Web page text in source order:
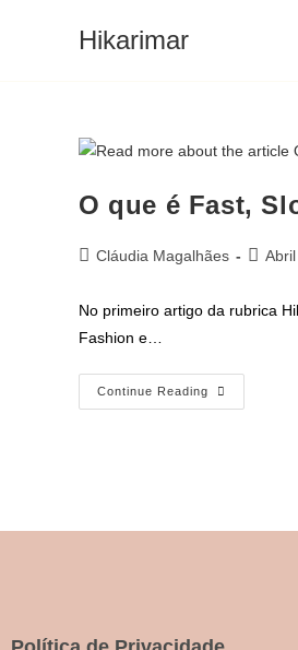
Hikarimar
O que é Fast,
Cláudia Magalhães
No primeiro artigo da rubrica
Fashion e…
Continue Reading